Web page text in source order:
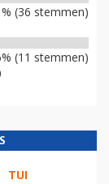
(36 stemmen)
(11 stemmen)
TUI